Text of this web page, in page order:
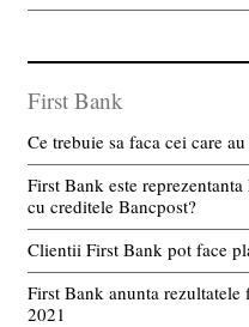
First Bank
Ce trebuie sa faca cei care
First Bank este
cu creditele Bancpost?
Clientii First Bank pot face
First Bank anunta
2021